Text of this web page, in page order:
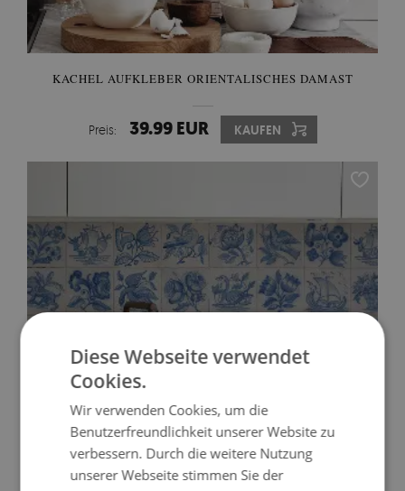
KACHEL AUFKLEBER ORIENTALISCHES DAMAST
Preis: 39.99 EUR KAUFEN
KACHEL AUFKLEBER PORTUGIESISCHES PORZELLAN
Preis: 39.99 EUR KAUFEN
Diese Webseite verwendet
Cookies.
Wir verwenden Cookies, um die
Benutzerfreundlichkeit unserer Website zu
verbessern. Durch die weitere Nutzung
unserer Webseite stimmen Sie der